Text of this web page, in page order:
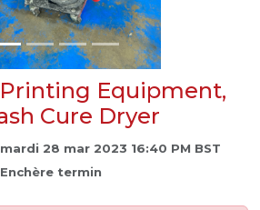
Printing Equipment,
Cure Dryer
mardi 28 mar 2023 16:40 PM BST
Enchère termin